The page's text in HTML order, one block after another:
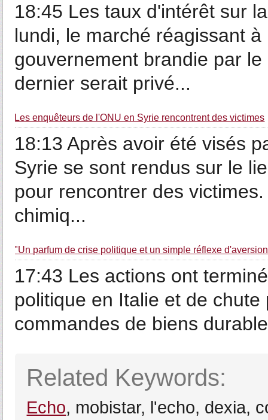
18:45 Les taux d'intérêt sur
lundi, le marché réagissant
gouvernement brandie par
dernier serait privé...
Les enquêteurs de l'ONU en Syrie rencontrent des victimes
18:13 Après avoir été visés
Syrie se sont rendus sur le
pour rencontrer des
chimiq...
"Un parfum de crise politique et un simple réflexe
17:43 Les actions ont
politique en Italie et de
commandes de biens
Related Keywords:
Echo, mobistar, l'echo, dexia,